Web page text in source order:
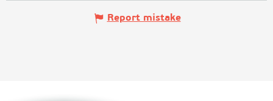
Report mistake